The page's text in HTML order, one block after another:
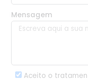
Mensagem
Aceito o